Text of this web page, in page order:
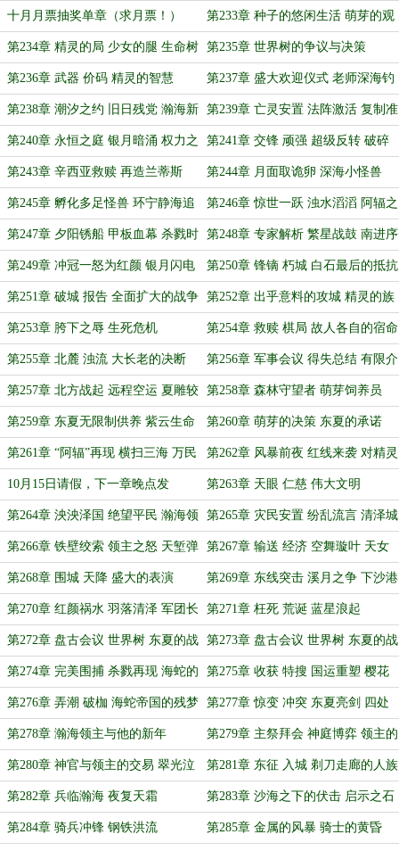
命之树种子初绽 林（求月票）
十月月票抽奖单章（求月票！） 第233章 种子的悠闲生活 萌芽的观
影指南
第234章 精灵的局 少女的腿 生命树
世界树
第235章 世界树的争议与决策
第236章 武器 价码 精灵的智慧 第237章 盛大欢迎仪式 老师深海钓
鱼
第238章 潮汐之约 旧日残党 瀚海新
神
第239章 亡灵安置 法阵激活 复制准
备
第240章 永恒之庭 银月暗涌 权力之
争
第241章 交锋 顽强 超级反转 破碎
囚笼
第243章 辛西亚救赎 再造兰蒂斯 第244章 月面取诡卵 深海小怪兽
第245章 孵化多足怪兽 环宁静海追
捕
第246章 惊世一跃 浊水滔滔 阿辐之
舞
第247章 夕阳锈船 甲板血幕 杀戮时
刻（加更二）
第248章 专家解析 繁星战鼓 南进序
曲（最后一天双倍求月票）
第249章 冲冠一怒为红颜 银月闪电
下白石（最后一天双倍求月票）
第250章 锋镝 朽城 白石最后的抵抗
第251章 破城 报告 全面扩大的战争 第252章 出乎意料的攻城 精灵的族
群困境
第253章 胯下之辱 生死危机 第254章 救赎 棋局 故人各自的宿命
第255章 北麓 浊流 大长老的决断 第256章 军事会议 得失总结 有限介
入
第257章 北方战起 远程空运 夏雕较
劲
第258章 森林守望者 萌芽饲养员
第259章 东夏无限制供养 紫云生命
树绽放
第260章 萌芽的决策 东夏的承诺
第261章 “阿辐”再现 横扫三海 万民
祭拜
第262章 风暴前夜 红线来袭 对精灵
的劝诫
10月15日请假，下一章晚点发 第263章 天眼 仁慈 伟大文明
第264章 泱泱泽国 绝望平民 瀚海领
主的拯救
第265章 灾民安置 纷乱流言 清泽城
下的博弈
第266章 铁壁绞索 领主之怒 天堑弹
指通途
第267章 输送 经济 空舞璇叶 天女
散花
第268章 围城 天降 盛大的表演 第269章 东线突击 溪月之争 下沙港
的涅槃之火
第270章 红颜祸水 羽落清泽 军团长
的孤注一掷
第271章 枉死 荒诞 蓝星浪起
第272章 盘古会议 世界树 东夏的战
略转向（一）
第273章 盘古会议 世界树 东夏的战
略转向（二）
第274章 完美围捕 杀戮再现 海蛇的
国运之赌
第275章 收获 特搜 国运重塑 樱花
绽放
第276章 弄潮 破枷 海蛇帝国的残梦 第277章 惊变 冲突 东夏亮剑 四处
硝烟
第278章 瀚海领主与他的新年 第279章 主祭拜会 神庭博弈 领主的
期待
第280章 神官与领主的交易 翠光泣
血 东线解禁
第281章 东征 入城 剃刀走廊的人族
大军
第282章 兵临瀚海 夜复天霜 第283章 沙海之下的伏击 启示之石
的凝望
第284章 骑兵冲锋 钢铁洪流 第285章 金属的风暴 骑士的黄昏